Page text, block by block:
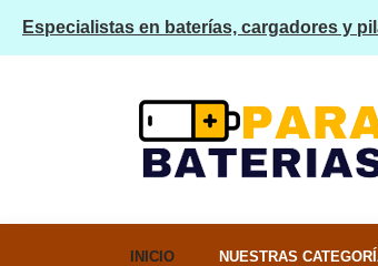
Especialistas en baterías, cargadores y
INICIO NUESTRAS